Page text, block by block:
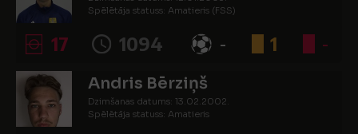
Spēlētāja statuss: Amatieris (FSS)
17 1094 - 1 -
Andris Bērziņš
Dzimšanas datums: 13.02.2002.
Spēlētāja statuss: Amatieris